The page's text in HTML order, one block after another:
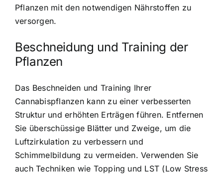
Pflanzen mit den notwendigen Nährstoffen zu
versorgen.
Beschneidung und Training der
Pflanzen
Das Beschneiden und Training Ihrer
Cannabispflanzen kann zu einer verbesserten
Struktur und erhöhten Erträgen führen. Entfernen
Sie überschüssige Blätter und Zweige, um die
Luftzirkulation zu verbessern und
Schimmelbildung zu vermeiden. Verwenden Sie
auch Techniken wie Topping und LST (Low Stress